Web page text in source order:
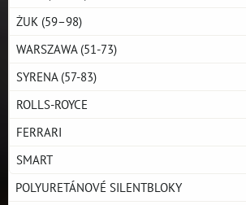
ŻUK (59–98)
WARSZAWA (51-73)
SYRENA (57-83)
ROLLS-ROYCE
FERRARI
SMART
POLYURETÁNOVÉ SILENTBLOKY